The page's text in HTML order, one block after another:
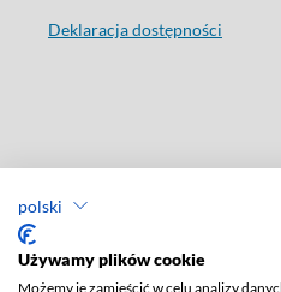
polski
Używamy plików cookie
Możemy je zamieścić w celu analizy
Deklaracja dostępności